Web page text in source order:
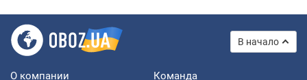
В начало
О компании Команда